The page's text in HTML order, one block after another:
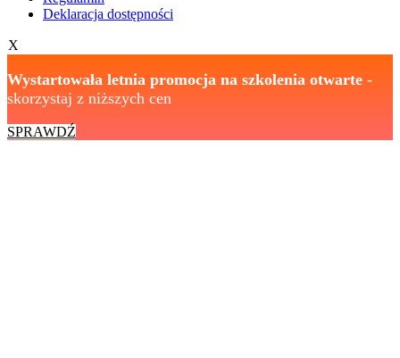
Deklaracja dostępności
X
Wystartowała letnia promocja na szkolenia otwarte -
skorzystaj z niższych cen
SPRAWDŹ